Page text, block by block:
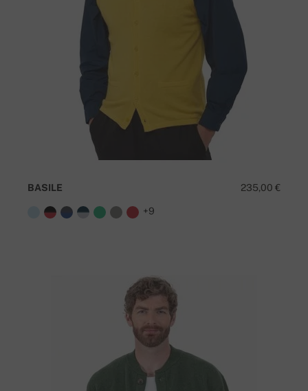
235,00 €
BASILE
+9